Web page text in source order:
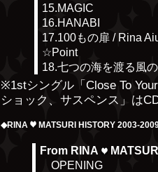
15.MAGIC
16.HANABI
17.100もの扉 / Rina
☆Point
18.七つの海を渡る風
※1stシングル「Close To
ショック、サスペンス」は
◆RINA MATSURI HISTORY 2003-
From RINA
OPENING